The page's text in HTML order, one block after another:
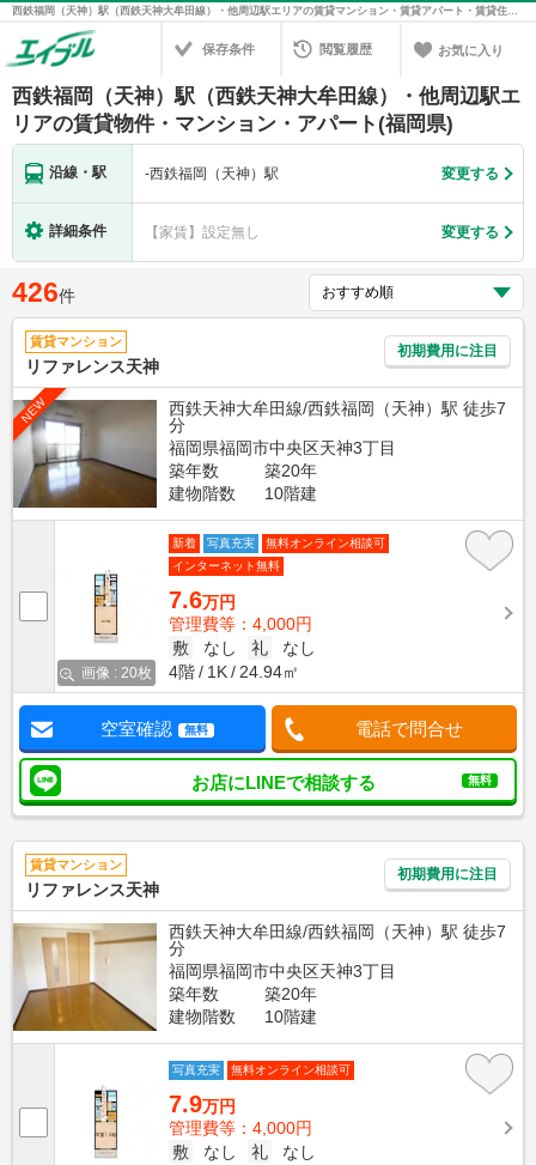
西鉄福岡（天神）駅（西鉄天神大牟田線）・他周辺駅エリアの賃貸マンション・賃貸アパート・賃貸住宅の不動産情報を検索！不動産賃貸の物件探しは、お部屋探しのエイブル
保存条件 閲覧履歴 お気に入り
西鉄福岡（天神）駅（西鉄天神大牟田線）・他周辺駅エ
リアの賃貸物件・マンション・アパート(福岡県)
沿線・駅 -西鉄福岡（天神）駅 変更する
詳細条件 【家賃】設定無し 変更する
426件
賃貸マンション
リファレンス天神
初期費用に注目
NEW
西鉄天神大牟田線/西鉄福岡（天神）駅 徒歩7
分
福岡県福岡市中央区天神3丁目
築年数
築20年
建物階数
10階建
画像 : 20枚
新着 写真充実
無料オンライン相談可
インターネット無料
7.6万円
管理費等：4,000円
敷
なし 礼
なし
4階
1K 24.94㎡
空室確認 無料 電話で問合せ
お店にLINEで相談する 無料
賃貸マンション
リファレンス天神
初期費用に注目
西鉄天神大牟田線/西鉄福岡（天神）駅 徒歩7
分
福岡県福岡市中央区天神3丁目
築年数
築20年
建物階数
10階建
写真充実 無料オンライン相談可
7.9万円
管理費等：4,000円
敷
なし 礼
なし